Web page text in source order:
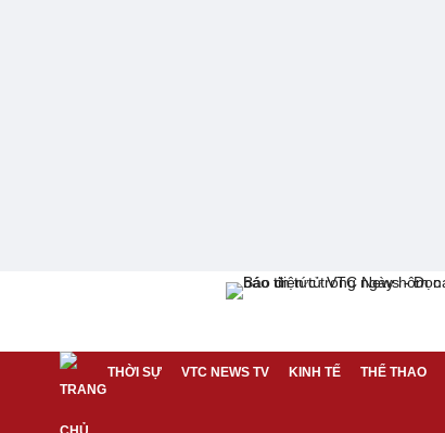
THỜI SỰ VTC NEWS TV KINH TẾ THỂ THAO